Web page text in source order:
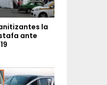
la
ante